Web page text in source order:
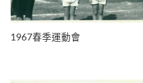
1967春季運動會